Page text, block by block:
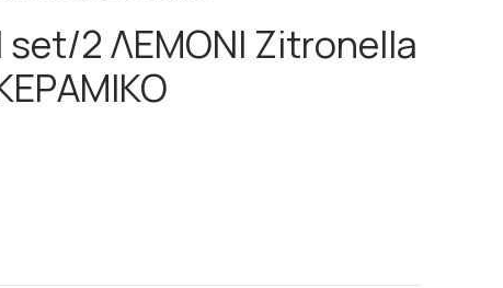
set/2 ΛΕΜΟΝΙ Zitronella